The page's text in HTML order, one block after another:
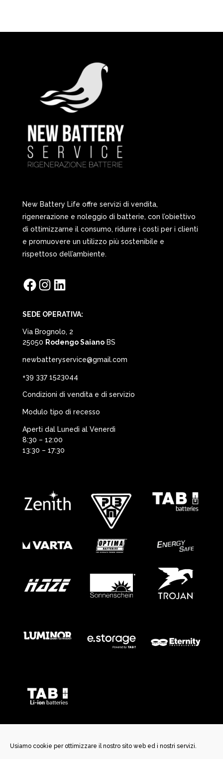
Usiamo cookie per ottimizzare il nostro sito web ed i nostri servizi.
New Battery Life offre servizi di vendita,
rigenerazione e noleggio di batterie, con l’obiettivo
di ottimizzarne il consumo, ridurre i costi per i clienti
e promuovere un utilizzo più sostenibile e
rispettoso dell’ambiente.
FacebookInstagramLinkedIn
SEDE OPERATIVA:
Via Brognolo, 2
25050 Rodengo SaianoBS
newbatteryservice@gmail.com
+39 337 1523044
Condizioni di vendita e di servizio
Modulo tipo di recesso
Aperti dal Lunedì al Venerdì
8:30 – 12:00
13:30 – 17:30